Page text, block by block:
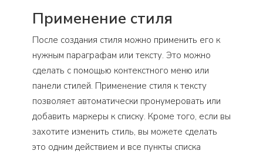
Применение стиля
После создания стиля можно применить его к
нужным параграфам или тексту. Это можно
сделать с помощью контекстного меню или
панели стилей. Применение стиля к тексту
позволяет автоматически пронумеровать или
добавить маркеры к списку. Кроме того, если вы
захотите изменить стиль, вы можете сделать
это одним действием и все пункты списка